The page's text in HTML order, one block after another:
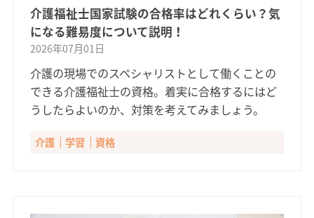
介護福祉士国家試験の合格率はどれくらい？気
になる難易度について説明！
2026年07月01日
介護の現場でのスペシャリストとして働くことの
できる介護福祉士の資格。着実に合格するにはど
うしたらよいのか、対策を考えてみましょう。
介護 学習 資格